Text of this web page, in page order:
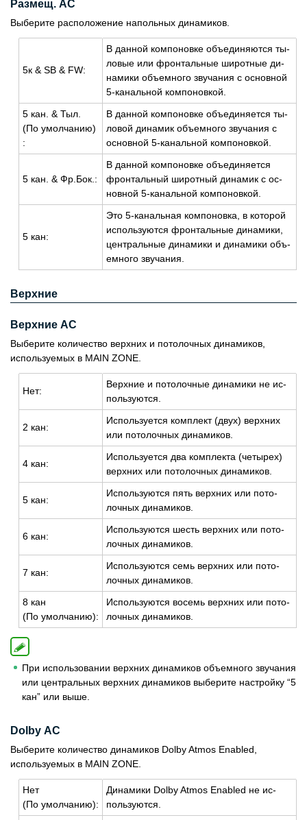
Размещ. AC
Выберите расположение напольных динамиков.
5к & SB & FW:
В дан­ной ком­по­нов­ке объ­еди­ня­ют­ся ты­
ло­вые или фрон­таль­ные ши­рот­ные ди­
на­ми­ки объ­ем­но­го зву­ча­ния с ос­нов­ной
5-ка­наль­ной ком­по­нов­кой.
5 кан. & Тыл.
(По умол­ча­нию)
:
В дан­ной ком­по­нов­ке объ­еди­ня­ет­ся ты­
ло­вой ди­на­мик объ­ем­но­го зву­ча­ния с
ос­нов­ной 5-ка­наль­ной ком­по­нов­кой.
5 кан. & Фр.Бок.:
В дан­ной ком­по­нов­ке объ­еди­ня­ет­ся
фрон­таль­ный ши­рот­ный ди­на­мик с ос­
нов­ной 5-ка­наль­ной ком­по­нов­кой.
5 кан:
Это 5-ка­наль­ная ком­по­нов­ка, в ко­то­рой
ис­поль­зу­ют­ся фрон­таль­ные ди­на­ми­ки,
цен­траль­ные ди­на­ми­ки и ди­на­ми­ки объ­
ем­но­го зву­ча­ния.
Верхние
Верхние АС
Выберите количество верхних и потолочных динамиков,
используемых в MAIN ZONE.
Нет:
Верх­ние и по­то­лоч­ные ди­на­ми­ки не ис­
поль­зу­ют­ся.
2 кан:
Ис­поль­зу­ет­ся ком­плект (двух) верх­них
или по­то­лоч­ных ди­на­ми­ков.
4 кан:
Ис­поль­зу­ет­ся два ком­плек­та (че­ты­рех)
верх­них или по­то­лоч­ных ди­на­ми­ков.
5 кан:
Ис­поль­зу­ют­ся пять верх­них или по­то­
лоч­ных ди­на­ми­ков.
6 кан:
Ис­поль­зу­ют­ся шесть верх­них или по­то­
лоч­ных ди­на­ми­ков.
7 кан:
Ис­поль­зу­ют­ся семь верх­них или по­то­
лоч­ных ди­на­ми­ков.
8 кан
(По умол­ча­нию):
Ис­поль­зу­ют­ся во­семь верх­них или по­то­
лоч­ных ди­на­ми­ков.
При использовании верхних динамиков объемного звучания
или центральных верхних динамиков выберите настройку “5
кан” или выше.
Dolby АС
Выберите количество динамиков Dolby Atmos Enabled,
используемых в MAIN ZONE.
Нет
(По умол­ча­нию):
Ди­на­ми­ки Dolby Atmos Enabled не ис­
поль­зу­ют­ся.